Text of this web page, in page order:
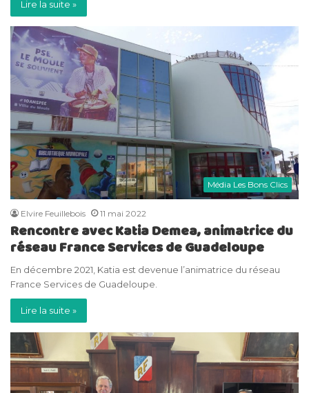
Lire la suite »
Média Les Bons Clics
Elvire Feuillebois 11 mai 2022
Rencontre avec Katia Demea, animatrice du
réseau France Services de Guadeloupe
En décembre 2021, Katia est devenue l’animatrice du réseau
France Services de Guadeloupe.
Lire la suite »